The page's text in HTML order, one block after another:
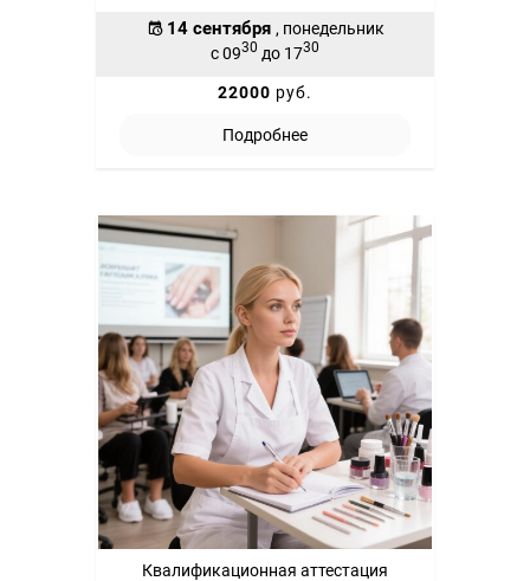
14 сентября , понедельник
с 0930 до 1730
22000 руб.
Подробнее
Квалификационная аттестация